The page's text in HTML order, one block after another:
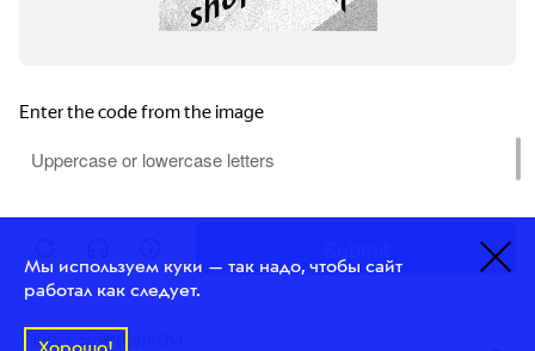
ТОП-1 в разработке и продвижении сайтов
Политика конфиденциальности
Site in English
Мы используем куки — так надо, чтобы сайт
работал как следует.